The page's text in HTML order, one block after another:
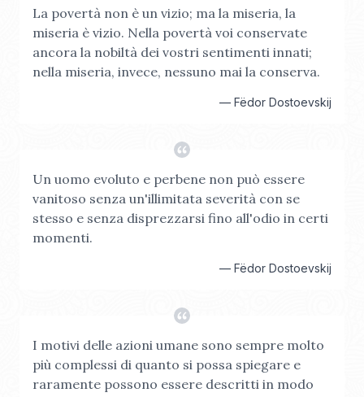
La povertà non è un vizio; ma la miseria, la
miseria è vizio. Nella povertà voi conservate
ancora la nobiltà dei vostri sentimenti innati;
nella miseria, invece, nessuno mai la conserva.
— Fëdor Dostoevskij
Un uomo evoluto e perbene non può essere
vanitoso senza un'illimitata severità con se
stesso e senza disprezzarsi fino all'odio in certi
momenti.
— Fëdor Dostoevskij
I motivi delle azioni umane sono sempre molto
più complessi di quanto si possa spiegare e
raramente possono essere descritti in modo